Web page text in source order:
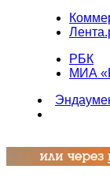
РБК
МИА